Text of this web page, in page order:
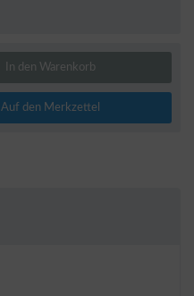
In den Warenkorb
Auf den Merkzettel